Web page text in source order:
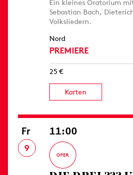
Ein kleines Oratorium
Sebastian Bach,
Volksliedern.
Nord
PREMIERE
25 €
Karten
Fr
9
11:00